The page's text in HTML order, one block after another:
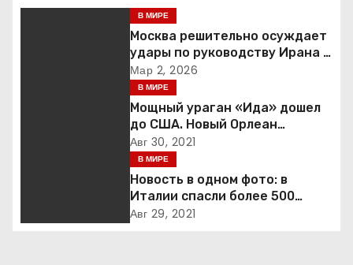
и
п
В МИРЕ
Москва решительно осуждает
удары по руководству Ирана и
призывает к немедленной
деэскалации
Мар 2, 2026
В МИРЕ
Мощный ураган «Ида» дошел
до США. Новый Орлеан
готовится к удару стихии
Авг 30, 2021
В МИРЕ
Новость в одном фото: в
Италии спасли более 500
мигрантов на рыбацкой лодке
Авг 29, 2021